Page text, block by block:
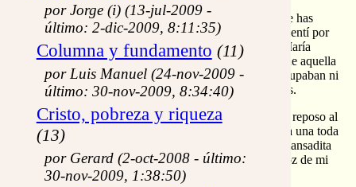
por Jorge (i) (13-jul-2009 -
último: 2-dic-2009, 8:11:35)
Columna y fundamento (11)
por Luis Manuel (24-nov-2009 -
último: 30-nov-2009, 8:34:40)
Cristo, pobreza y riqueza
(13)
por Gerard (2-oct-2008 - último:
30-nov-2009, 1:38:50)
Piedra, piedra, como se te notan los muchos años que has
estado esperando. ¡Qué admiración y reverencia no sentí por
ella en aquel momento!. Me daba la sensación que María
difícilmente encontraría trono de marfil más digno que aquella
piedra. Yo mismo estaba bien cambiado; ya no preocupaban ni
selvas ni desolaciones ni siquiera establos malolientes.
En este momento solo me empezaba a preocupar dar reposo al
Niño y a la Madre. Un solo momento de reposo valía una toda
una eternidad… Entonces advertí que la Virgen tan cansadita
me repetía no con la boca sino con las manos: ¡La voz de mi
Amado!